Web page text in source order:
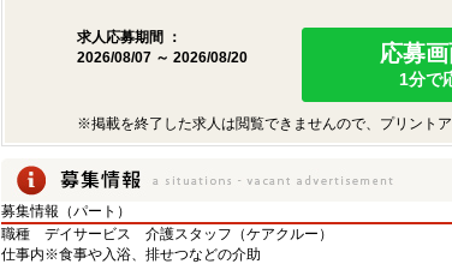
求人応募期間 ：
2026/08/07 ～ 2026/08/20
応募
1分で
※掲載を終了した求人は閲覧できませんので、プリントア
募集情報（パート）
職種
デイサービス 介護スタッフ（ケアクルー）
仕事内※食事や入浴、排せつなどの介助